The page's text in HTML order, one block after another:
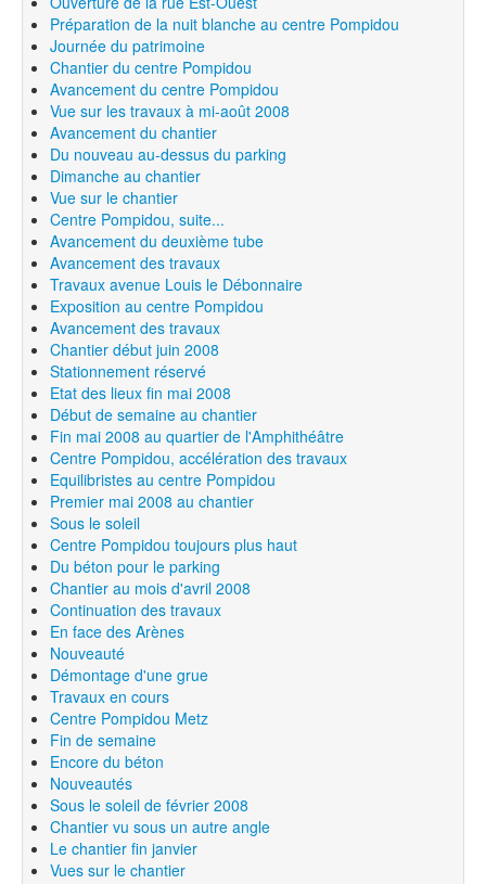
Préparation de la nuit blanche au centre Pompidou
Journée du patrimoine
Chantier du centre Pompidou
Avancement du centre Pompidou
Vue sur les travaux à mi-août 2008
Avancement du chantier
Du nouveau au-dessus du parking
Dimanche au chantier
Vue sur le chantier
Centre Pompidou, suite...
Avancement du deuxième tube
Avancement des travaux
Travaux avenue Louis le Débonnaire
Exposition au centre Pompidou
Avancement des travaux
Chantier début juin 2008
Stationnement réservé
Etat des lieux fin mai 2008
Début de semaine au chantier
Fin mai 2008 au quartier de l'Amphithéâtre
Centre Pompidou, accélération des travaux
Equilibristes au centre Pompidou
Premier mai 2008 au chantier
Sous le soleil
Centre Pompidou toujours plus haut
Du béton pour le parking
Chantier au mois d'avril 2008
Continuation des travaux
En face des Arènes
Nouveauté
Démontage d'une grue
Travaux en cours
Centre Pompidou Metz
Fin de semaine
Encore du béton
Nouveautés
Sous le soleil de février 2008
Chantier vu sous un autre angle
Le chantier fin janvier
Vues sur le chantier